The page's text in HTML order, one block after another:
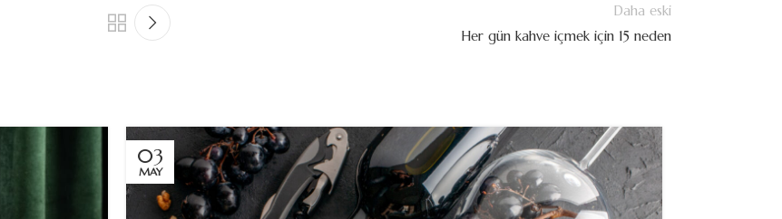
Daha eski
Her gün kahve içmek için 15 neden
03
MAY